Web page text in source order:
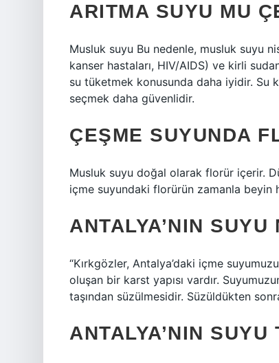
ARITMA SUYU MU
Musluk suyu Bu nedenle, musluk suyu
kanser hastaları, HIV/AIDS) ve kirli
su tüketmek konusunda daha iyidir. Su
seçmek daha güvenlidir.
ÇEŞME SUYUNDA
Musluk suyu doğal olarak florür içerir.
içme suyundaki florürün zamanla beyin
ANTALYA’NIN
“Kırkgözler, Antalya’daki içme
oluşan bir karst yapısı vardır.
taşından süzülmesidir. Süzüldükten
ANTALYA’NIN SUYU